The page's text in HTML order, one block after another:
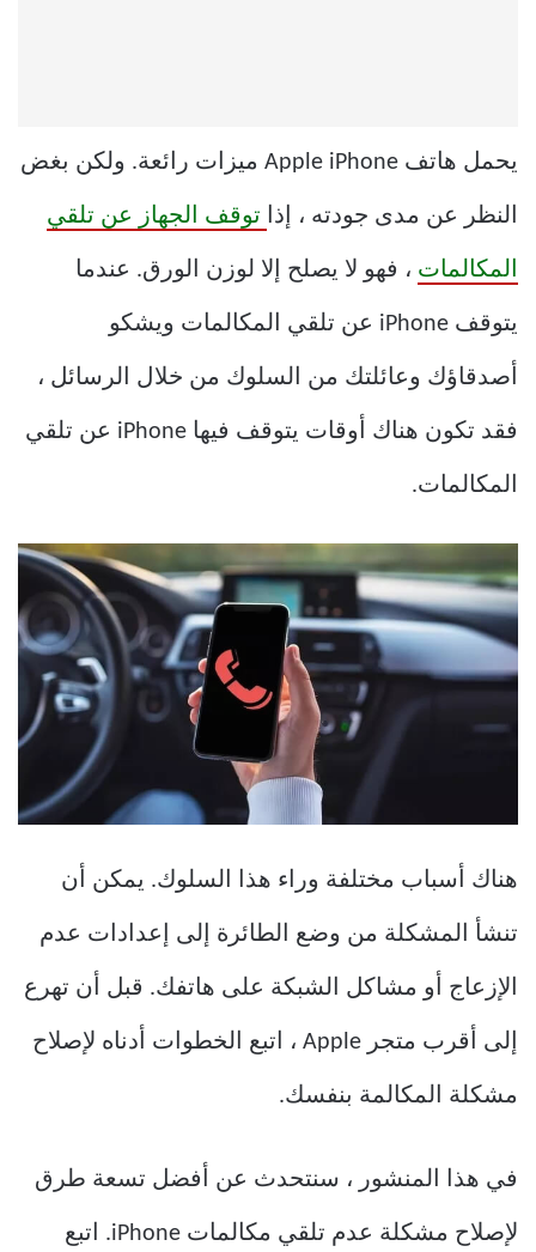
يحمل هاتف Apple iPhone ميزات رائعة. ولكن بغض
النظر عن مدى جودته ، إذا توقف الجهاز عن تلقي
المكالمات ، فهو لا يصلح إلا لوزن الورق. عندما
يتوقف iPhone عن تلقي المكالمات ويشكو
أصدقاؤك وعائلتك من السلوك من خلال الرسائل ،
فقد تكون هناك أوقات يتوقف فيها iPhone عن تلقي
المكالمات.
هناك أسباب مختلفة وراء هذا السلوك. يمكن أن
تنشأ المشكلة من وضع الطائرة إلى إعدادات عدم
الإزعاج أو مشاكل الشبكة على هاتفك. قبل أن تهرع
إلى أقرب متجر Apple ، اتبع الخطوات أدناه لإصلاح
مشكلة المكالمة بنفسك.
في هذا المنشور ، سنتحدث عن أفضل تسعة طرق
لإصلاح مشكلة عدم تلقي مكالمات iPhone. اتبع